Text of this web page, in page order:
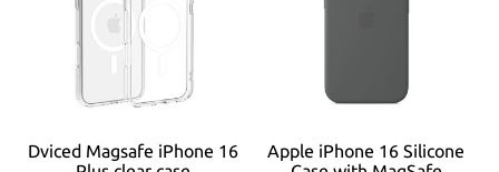
Dviced Magsafe iPhone 16
Apple iPhone 16 Silicone